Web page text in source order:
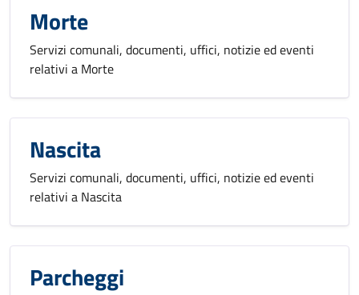
Morte
Servizi comunali, documenti, uffici, notizie ed eventi
relativi a Morte
Nascita
Servizi comunali, documenti, uffici, notizie ed eventi
relativi a Nascita
Parcheggi